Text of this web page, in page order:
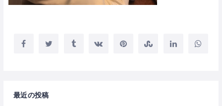
最近の投稿